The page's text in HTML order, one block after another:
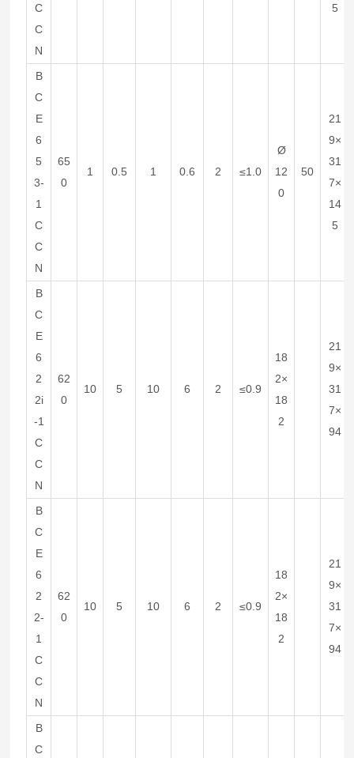
C
C
N
5
B
C
E
6
5
3-
1
C
C
N
65
0
1 0.5 1 0.6 2 ≤1.0
Ø
12
0
50
21
9×
31
7×
14
5
B
C
E
6
2
2i
-1
C
C
N
62
0
10 5 10 6 2 ≤0.9
18
2×
18
2
21
9×
31
7×
94
B
C
E
6
2
2-
1
C
C
N
62
0
10 5 10 6 2 ≤0.9
18
2×
18
2
21
9×
31
7×
94
B
C